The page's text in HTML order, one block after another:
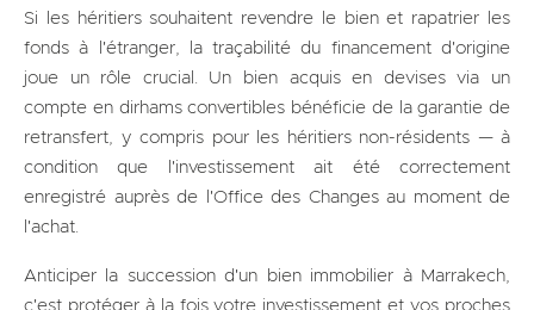
Si les héritiers souhaitent revendre le bien et rapatrier les
fonds à l'étranger, la traçabilité du financement d'origine
joue un rôle crucial. Un bien acquis en devises via un
compte en dirhams convertibles bénéficie de la garantie de
retransfert, y compris pour les héritiers non-résidents — à
condition que l'investissement ait été correctement
enregistré auprès de l'Office des Changes au moment de
l'achat.
Anticiper la succession d'un bien immobilier à Marrakech,
c'est protéger à la fois votre investissement et vos proches